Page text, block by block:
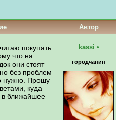
Автор
покупать
что на
они стоят
без проблем
нужно. Прошу
куда
в ближайшее
kassi •
городчанин